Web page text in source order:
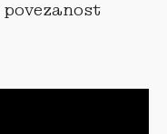
povezanost